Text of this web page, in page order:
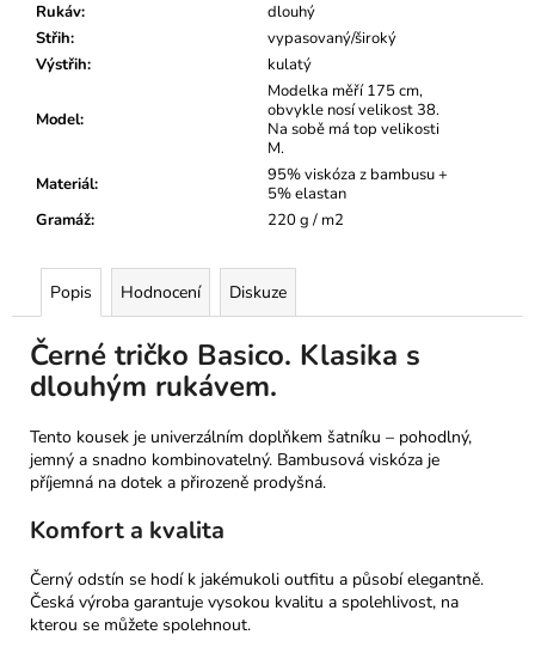
Rukáv:
dlouhý
Střih:
vypasovaný/široký
Výstřih: kulatý
Model:
Modelka měří 175 cm,
obvykle nosí velikost 38.
Na sobě má top velikosti
M.
Materiál:
95% viskóza z bambusu +
5% elastan
Gramáž: 220 g / m2
Popis Hodnocení Diskuze
Černé tričko Basico. Klasika s
dlouhým rukávem.
Tento kousek je univerzálním doplňkem šatníku – pohodlný,
jemný a snadno kombinovatelný. Bambusová viskóza je
příjemná na dotek a přirozeně prodyšná.
Komfort a kvalita
Černý odstín se hodí k jakémukoli outfitu a působí elegantně.
Česká výroba garantuje vysokou kvalitu a spolehlivost, na
kterou se můžete spolehnout.